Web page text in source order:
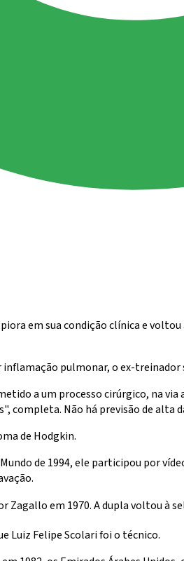
piora em sua condição clínica e
pulmonar, o ex-
a um processo cirúrgico, na
completa. Não há previsão de alta
de Hodgkin.
de 1994, ele participou por
em 1970. A dupla voltou à
Luiz Felipe Scolari foi o técnico.